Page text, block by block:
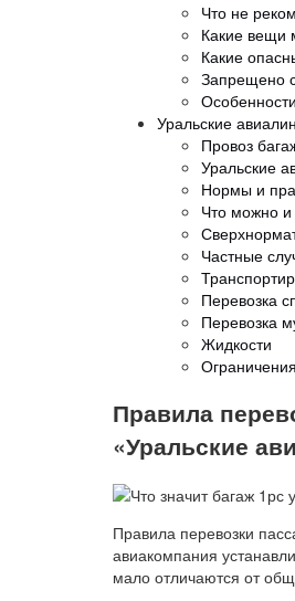
Что не
Какие вещи
Какие
Запрещено
Уральские
Провоз
Уральские
Нормы и
Что можно и
Частные
Перевозка
Перевозка
Жидкости
Правила
«Уральские
Правила перевозки
авиакомпания
мало отличаются от